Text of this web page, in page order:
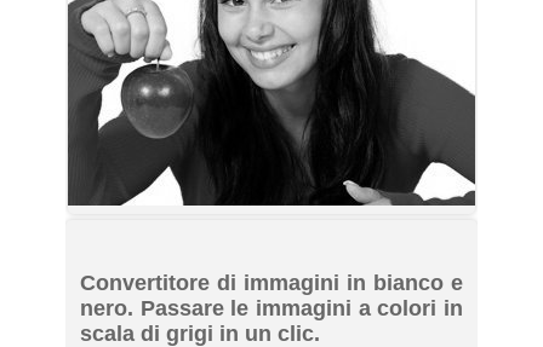
Convertitore di immagini in bianco e
nero. Passare le immagini a colori in
scala di grigi in un clic.